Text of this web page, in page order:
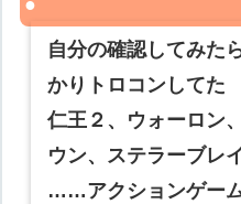
自分の確認してみた
かりトロコンしてた
仁王２、ウォーロン
ウン、ステラーブレ
……アクションゲーム